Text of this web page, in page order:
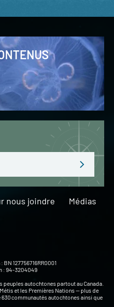
nous joindre
Médias
127756716RR0001
: 94-3204049
peuples autochtones partout au Canada.
et les Premières Nations — plus de
communautés autochtones ainsi que